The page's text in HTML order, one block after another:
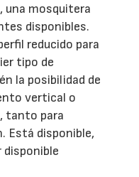
una mosquitera
disponibles.
reducido para
tipo de
la posibilidad de
vertical o
tanto para
Está disponible,
disponible